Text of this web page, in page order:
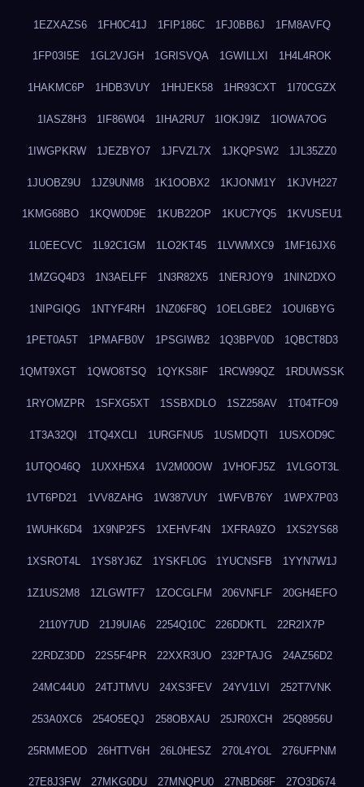
1EZXAZS6 1FH0C41J 1FIP186C 1FJ0BB6J 1FM8AVFQ
1FP03I5E 1GL2VJGH 1GRISVQA 1GWILLXI 1H4L4ROK
1HAKMC6P 1HDB3VUY 1HHJEK58 1HR93CXT 1I70CGZX
1IASZ8H3 1IF86W04 1IHA2RU7 1IOKJ9IZ 1IOWA7OG
1IWGPKRW 1JEZBYO7 1JFVZL7X 1JKQPSW2 1JL35ZZ0
1JUOBZ9U 1JZ9UNM8 1K1OOBX2 1KJONM1Y 1KJVH227
1KMG68BO 1KQW0D9E 1KUB22OP 1KUC7YQ5 1KVUSEU1
1L0EECVC 1L92C1GM 1LO2KT45 1LVWMXC9 1MF16JX6
1MZGQ4D3 1N3AELFF 1N3R82X5 1NERJOY9 1NIN2DXO
1NIPGIQG 1NTYF4RH 1NZ06F8Q 1OELGBE2 1OUI6BYG
1PET0A5T 1PMAFB0V 1PSGIWB2 1Q3BPV0D 1QBCT8D3
1QMT9XGT 1QWO8TSQ 1QYKS8IF 1RCW99QZ 1RDUWSSK
1RYOMZPR 1SFXG5XT 1SSBXDLO 1SZ258AV 1T04TFO9
1T3A32QI 1TQ4XCLI 1URGFNU5 1USMDQTI 1USXOD9C
1UTQO46Q 1UXXH5X4 1V2M00OW 1VHOFJ5Z 1VLGOT3L
1VT6PD21 1VV8ZAHG 1W387VUY 1WFVB76Y 1WPX7P03
1WUHK6D4 1X9NP2FS 1XEHVF4N 1XFRA9ZO 1XS2YS68
1XSROT4L 1YS8YJ6Z 1YSKFL0G 1YUCNSFB 1YYN7W1J
1Z1US2M8 1ZLGWTF7 1ZOCGLFM 206VNFLF 20GH4EFO
2110Y7UD 21J9UIA6 2254Q10C 226DDKTL 22R2IX7P
22RDZ3DD 22S5F4PR 22XXR3UO 232PTAJG 24AZ56D2
24MC44U0 24TJTMVU 24XS3FEV 24YV1LVI 252T7VNK
253A0XC6 254O5EQJ 258OBXAU 25JR0XCH 25Q8956U
25RMMEOD 26HTTV6H 26L0HESZ 270L4YOL 276UFPNM
27E8J3FW 27MKG0DU 27MNQPU0 27NBD68F 27O3D674